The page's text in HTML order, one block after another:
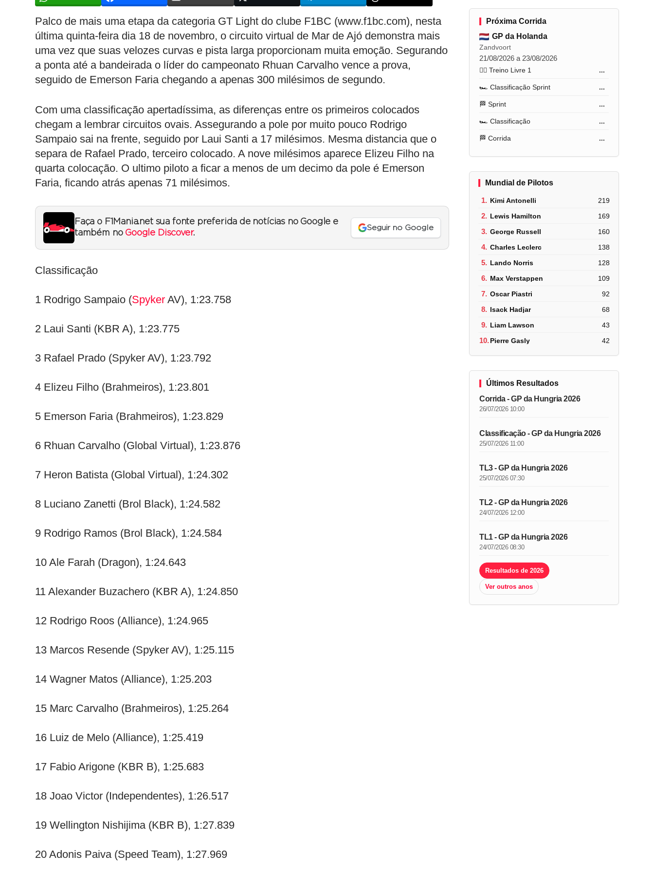
Palco de mais uma etapa da categoria GT Light do clube F1BC (www.f1bc.com), nesta
última quinta-feira dia 18 de novembro, o circuito virtual de Mar de Ajó demonstra mais
uma vez que suas velozes curvas e pista larga proporcionam muita emoção. Segurando
a ponta até a bandeirada o líder do campeonato Rhuan Carvalho vence a prova,
seguido de Emerson Faria chegando a apenas 300 milésimos de segundo.
Com uma classificação apertadíssima, as diferenças entre os primeiros colocados
chegam a lembrar circuitos ovais. Assegurando a pole por muito pouco Rodrigo
Sampaio sai na frente, seguido por Laui Santi a 17 milésimos. Mesma distancia que o
separa de Rafael Prado, terceiro colocado. A nove milésimos aparece Elizeu Filho na
quarta colocação. O ultimo piloto a ficar a menos de um decimo da pole é Emerson
Faria, ficando atrás apenas 71 milésimos.
Faça o F1Mania.net sua fonte preferida de notícias no Google e
também no Google Discover.
Seguir no Google
Classificação
1 Rodrigo Sampaio (Spyker AV), 1:23.758
2 Laui Santi (KBR A), 1:23.775
3 Rafael Prado (Spyker AV), 1:23.792
4 Elizeu Filho (Brahmeiros), 1:23.801
5 Emerson Faria (Brahmeiros), 1:23.829
6 Rhuan Carvalho (Global Virtual), 1:23.876
7 Heron Batista (Global Virtual), 1:24.302
8 Luciano Zanetti (Brol Black), 1:24.582
9 Rodrigo Ramos (Brol Black), 1:24.584
10 Ale Farah (Dragon), 1:24.643
11 Alexander Buzachero (KBR A), 1:24.850
12 Rodrigo Roos (Alliance), 1:24.965
13 Marcos Resende (Spyker AV), 1:25.115
14 Wagner Matos (Alliance), 1:25.203
15 Marc Carvalho (Brahmeiros), 1:25.264
16 Luiz de Melo (Alliance), 1:25.419
17 Fabio Arigone (KBR B), 1:25.683
18 Joao Victor (Independentes), 1:26.517
19 Wellington Nishijima (KBR B), 1:27.839
20 Adonis Paiva (Speed Team), 1:27.969
Próxima Corrida
GP da Holanda
Zandvoort
21/08/2026 a 23/08/2026
🏋️‍♂️ Treino Livre 1 ...
🏎️ Classificação Sprint ...
🏁 Sprint ...
🏎️ Classificação ...
🏁 Corrida ...
Mundial de Pilotos
1. Kimi Antonelli 219
2. Lewis Hamilton 169
3. George Russell 160
4. Charles Leclerc 138
5. Lando Norris 128
6. Max Verstappen 109
7. Oscar Piastri 92
8. Isack Hadjar 68
9. Liam Lawson 43
10.Pierre Gasly 42
Últimos Resultados
Corrida - GP da Hungria 2026
26/07/2026 10:00
Classificação - GP da Hungria 2026
25/07/2026 11:00
TL3 - GP da Hungria 2026
25/07/2026 07:30
TL2 - GP da Hungria 2026
24/07/2026 12:00
TL1 - GP da Hungria 2026
24/07/2026 08:30
Resultados de 2026
Ver outros anos